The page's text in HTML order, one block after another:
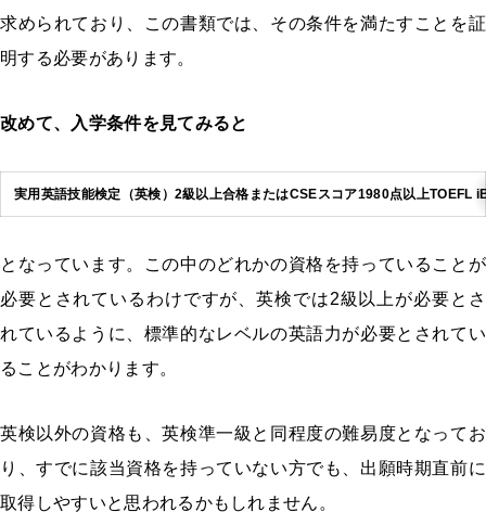
求められており、この書類では、その条件を満たすことを証
明する必要があります。
改めて、入学条件を見てみると
実用英語技能検定（英検）2級以上合格またはCSEスコア1980点以上TOEFL
となっています。この中のどれかの資格を持っていることが
必要とされているわけですが、英検では2級以上が必要とさ
れているように、標準的なレベルの英語力が必要とされてい
ることがわかります。
英検以外の資格も、英検準一級と同程度の難易度となってお
り、すでに該当資格を持っていない方でも、出願時期直前に
取得しやすいと思われるかもしれません。